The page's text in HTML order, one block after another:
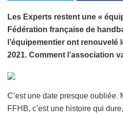
Les Experts restent une «
Fédération française de
l’équipementier ont renouvelé
2021. Comment l’association
C’est une date presque oubliée.
FFHB, c’est une histoire qui